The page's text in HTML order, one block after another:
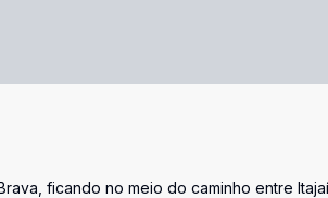
ficando no meio do caminho entre